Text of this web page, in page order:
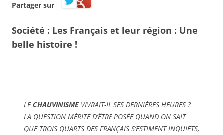
Partager sur
Société : Les Français et leur région : Une
belle histoire !
LE CHAUVINISME VIVRAIT-IL SES DERNIÈRES HEURES ?
LA QUESTION MÉRITE D’ÊTRE POSÉE QUAND ON SAIT
QUE TROIS QUARTS DES FRANÇAIS S’ESTIMENT INQUIETS,